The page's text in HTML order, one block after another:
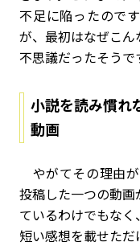
不足に陥ったので
が、最初はなぜこん
不思議だったそうで
小説を読み慣れ
動画
やがてその理由
投稿した一つの動
ているわけでもなく
短い感想を載せた